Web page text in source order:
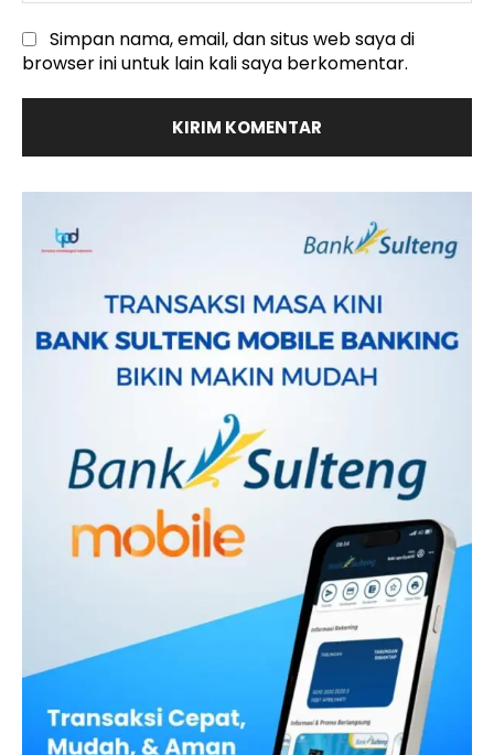
Simpan nama, email, dan situs web saya di
browser ini untuk lain kali saya berkomentar.